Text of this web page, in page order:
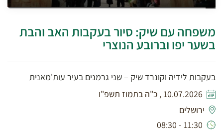
משפחה עם שיק: סיור בעקבות האב והבת
בשער יפו וברובע הנוצרי
בעקבות לידיה וקונרד שיק – שני גרמנים בעיר עות'מאנית
10.07.2026 , כ"ה בתמוז תשפ"ו
ירושלים
11:30 - 08:30